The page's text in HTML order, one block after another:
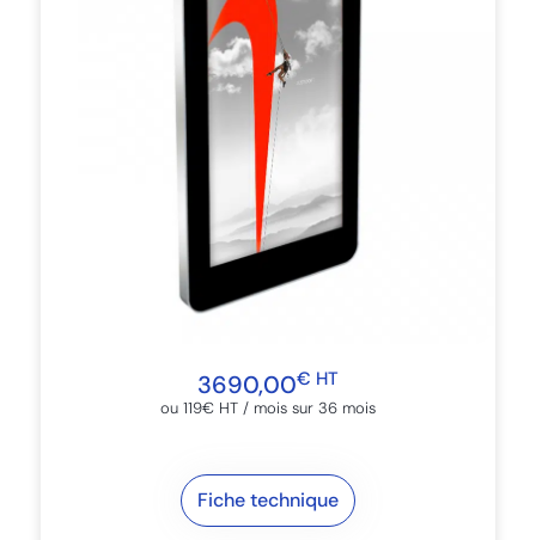
3690,00€ HT
ou 119€ HT / mois sur 36 mois​
Fiche technique